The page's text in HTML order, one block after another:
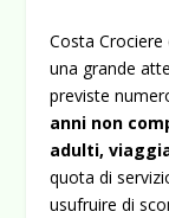
Costa
una grande
previste
anni non
adulti,
quota di
usufruire di